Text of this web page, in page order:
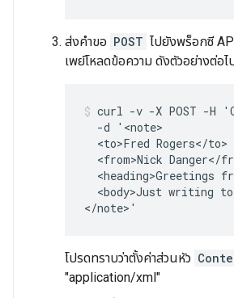
ส่งคำขอ POST ไปยังพร็อกซี
เพย์โหลดข้อความ ดังตัวอย่างต่อไ
curl -v -X POST -H
  -d '<note>
  <to>Fred Rogers</to>
<from>Nick Danger</
<heading>Greetings
<body>Just writing to
</note>'
โปรดทราบว่าตั้งค่าส่วนหัว
"application/xml"